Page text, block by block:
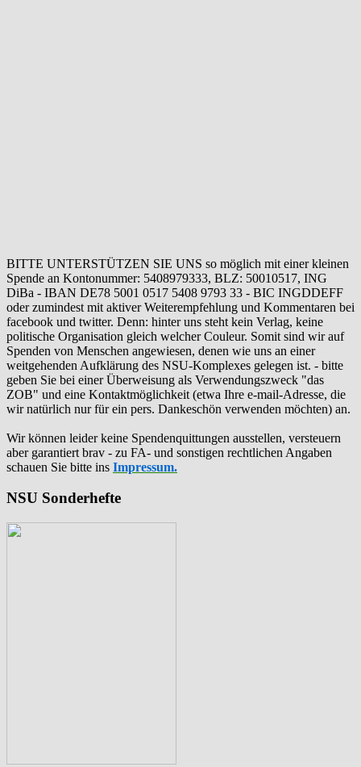
BITTE UNTERSTÜTZEN SIE UNS so möglich mit einer kleinen
Spende an Kontonummer: 5408979333, BLZ: 50010517, ING
DiBa - IBAN DE78 5001 0517 5408 9793 33 - BIC INGDDEFF
oder zumindest mit aktiver Weiterempfehlung und Kommentaren bei
facebook und twitter. Denn: hinter uns steht kein Verlag, keine
politische Organisation gleich welcher Couleur. Somit sind wir auf
Spenden von Menschen angewiesen, denen wie uns an einer
weitgehenden Aufklärung des NSU-Komplexes gelegen ist. - bitte
geben Sie bei einer Überweisung als Verwendungszweck "das
ZOB" und eine Kontaktmöglichkeit (etwa Ihre e-mail-Adresse, die
wir natürlich nur für ein pers. Dankeschön verwenden möchten) an.
Wir können leider keine Spendenquittungen ausstellen, versteuern
aber garantiert brav - zu FA- und sonstigen rechtlichen Angaben
schauen Sie bitte ins Impressum.
NSU Sonderhefte